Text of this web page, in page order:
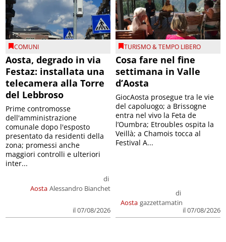
COMUNI
Aosta, degrado in via
Festaz: installata una
telecamera alla Torre
del Lebbroso
Aosta
di
Alessandro Bianchet
il 07/08/2026
Prime contromosse
dell'amministrazione
comunale dopo l'esposto
presentato da residenti della
zona; promessi anche
maggiori controlli e ulteriori
inter...
TURISMO & TEMPO LIBERO
Cosa fare nel fine
settimana in Valle
d’Aosta
Aosta
di
gazzettamatin
il 07/08/2026
GiocAosta prosegue tra le vie
del capoluogo; a Brissogne
entra nel vivo la Feta de
l’Oumbra; Etroubles ospita la
Veillà; a Chamois tocca al
Festival A...